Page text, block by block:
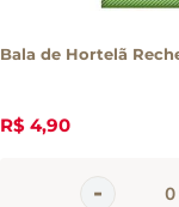
Bala de Hortelã
R$ 4,90